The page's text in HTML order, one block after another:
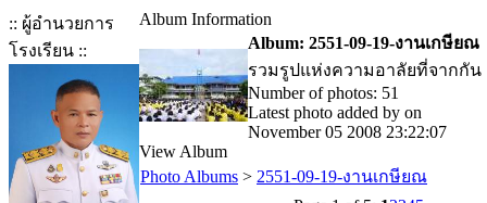
:: ผู้อำนวยการ
โรงเรียน ::
Album Information
Album: 2551-09-19-งานเกษียณ
รวมรูปแห่งความอาลัยที่จากกัน
Number of photos: 51
Latest photo added by on
November 05 2008 23:22:07
View Album
Photo Albums > 2551-09-19-งานเกษียณ